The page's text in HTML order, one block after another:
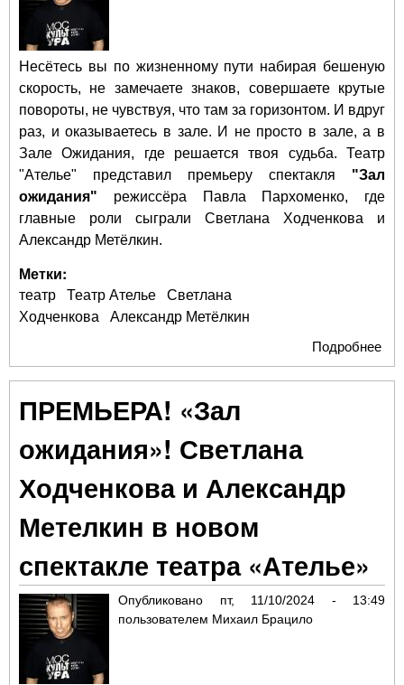
Несётесь вы по жизненному пути набирая бешеную
скорость, не замечаете знаков, совершаете крутые
повороты, не чувствуя, что там за горизонтом. И вдруг
раз, и оказываетесь в зале. И не просто в зале, а в
Зале Ожидания, где решается твоя судьба. Театр
"Ателье" представил премьеру спектакля "Зал
ожидания" режиссёра Павла Пархоменко, где
главные роли сыграли Светлана Ходченкова и
Александр Метёлкин.
Метки:
театр Театр Ателье
Светлана
Ходченкова
Александр Метёлкин
Подробнее
ПРЕМЬЕРА! «Зал
ожидания»! Светлана
Ходченкова и Александр
Метелкин в новом
спектакле театра «Ателье»
Опубликовано пт, 11/10/2024 - 13:49
пользователем Михаил Брацило